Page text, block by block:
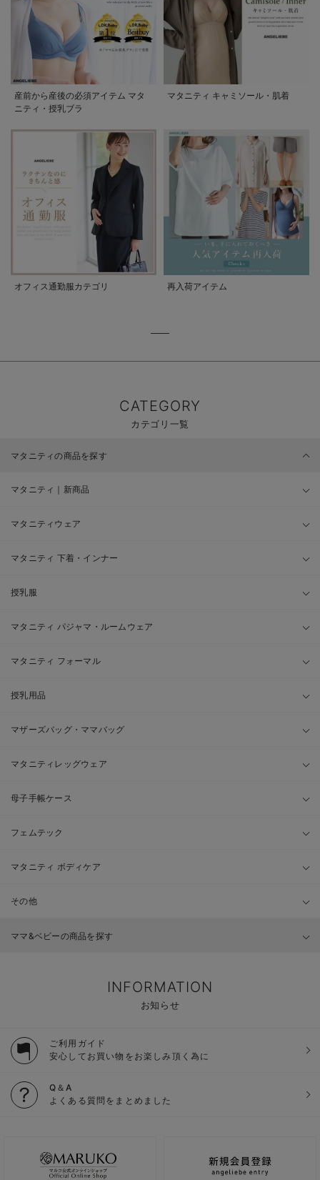
産前から産後の必須アイテム マタ
ニティ・授乳ブラ
マタニティ キャミソール・肌着
オフィス通勤服カテゴリ 再入荷アイテム
CATEGORY
カテゴリ一覧
マタニティの商品を探す
マタニティ｜新商品
マタニティウェア
マタニティ 下着・インナー
授乳服
マタニティ パジャマ・ルームウェア
マタニティ フォーマル
授乳用品
マザーズバッグ・ママバッグ
マタニティレッグウェア
母子手帳ケース
フェムテック
マタニティ ボディケア
その他
ママ&ベビーの商品を探す
INFORMATION
お知らせ
ご利用ガイド
安心してお買い物をお楽しみ頂く為に
Q＆A
よくある質問をまとめました